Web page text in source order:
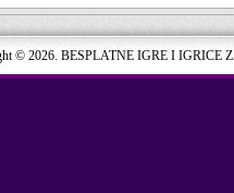
© 2026. BESPLATNE IGRE I IGRICE